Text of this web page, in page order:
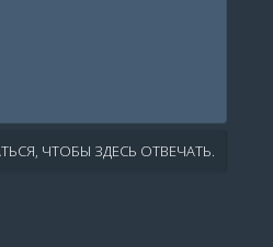
ЧТОБЫ ЗДЕСЬ ОТВЕЧАТЬ.